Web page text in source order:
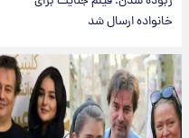
خانواده ارسال شد